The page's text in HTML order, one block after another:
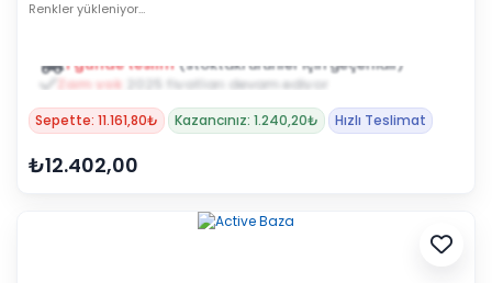
Renkler yükleniyor…
1 günde teslim (stoktaki ürünler için geçerlidir)
Zam yok 2025 fiyatları devam ediyor
Sepette: 11.161,80₺ Kazancınız: 1.240,20₺ Hızlı Teslimat
₺12.402,00